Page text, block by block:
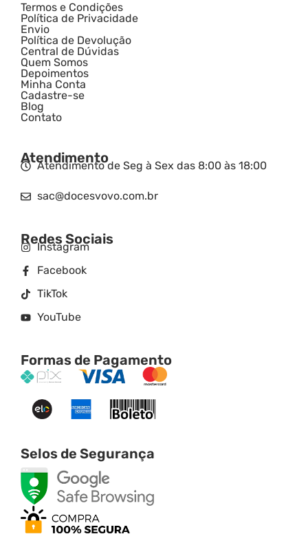
Termos e Condições
Política de Privacidade
Envio
Política de Devolução
Central de Dúvidas
Quem Somos
Depoimentos
Minha Conta
Cadastre-se
Blog
Contato
Atendimento
Atendimento de Seg à Sex das 8:00 às 18:00
sac@docesvovo.com.br
Redes Sociais
Instagram
Facebook
TikTok
YouTube
Formas de Pagamento
Selos de Segurança